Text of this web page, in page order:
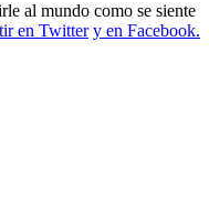
al mundo como se siente
en Twitter y en Facebook.